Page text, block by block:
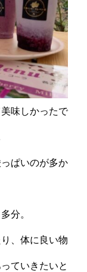
味しかったで
ぱいのが多か
分。
、体に良い物
ていきたいと